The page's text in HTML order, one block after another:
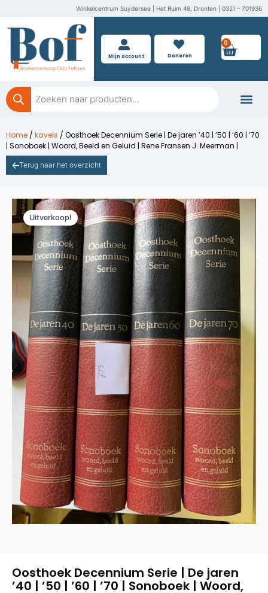
inhoud
Winkelcentrum Suydersee | Het Ruim 48, Dronten | 0321 – 701936
Mijn account Doneren
0
Producten
zoeken
Home / kavels / Oosthoek Decennium Serie | De jaren ’40 | ’50 | ’60 | ’70
| Sonoboek | Woord, Beeld en Geluid | Rene Fransen J. Meerman |
Terug naar het overzicht
Uitverkoop!
Oosthoek Decennium Serie | De jaren
’40 | ’50 | ’60 | ’70 | Sonoboek | Woord,